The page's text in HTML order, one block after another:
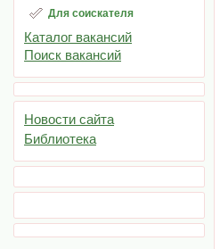
Для соискателя
Каталог вакансий
Поиск вакансий
Новости сайта
Библиотека